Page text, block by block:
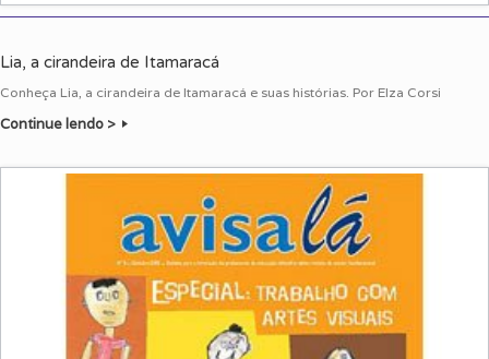
Lia, a cirandeira de Itamaracá
Conheça Lia, a cirandeira de Itamaracá e suas histórias. Por Elza Corsi
Continue lendo >